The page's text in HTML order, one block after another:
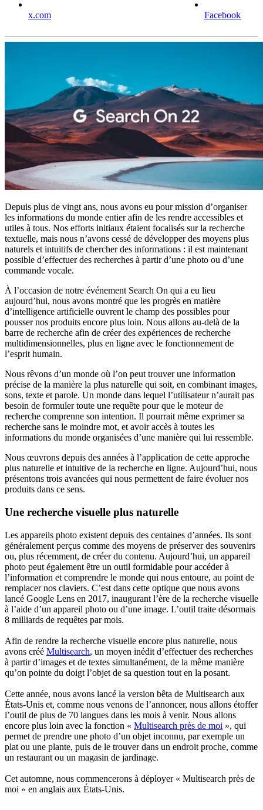
x.com Facebook
Depuis plus de vingt ans, nous avons eu pour mission d’organiser
les informations du monde entier afin de les rendre accessibles et
utiles à tous. Nos efforts initiaux étaient focalisés sur la recherche
textuelle, mais nous n’avons cessé de développer des moyens plus
naturels et intuitifs de chercher des informations : il est maintenant
possible d’effectuer des recherches à partir d’une photo ou d’une
commande vocale.
À l’occasion de notre événement Search On qui a eu lieu
aujourd’hui, nous avons montré que les progrès en matière
d’intelligence artificielle ouvrent le champ des possibles pour
pousser nos produits encore plus loin. Nous allons au-delà de la
barre de recherche afin de créer des expériences de recherche
multidimensionnelles, plus en ligne avec le fonctionnement de
l’esprit humain.
Nous rêvons d’un monde où l’on peut trouver une information
précise de la manière la plus naturelle qui soit, en combinant images,
sons, texte et parole. Un monde dans lequel l’utilisateur n’aurait pas
besoin de formuler toute une requête pour que le moteur de
recherche comprenne son intention. Il pourrait même exprimer sa
recherche sans le moindre mot, et avoir accès à toutes les
informations du monde organisées d’une manière qui lui ressemble.
Nous œuvrons depuis des années à l’application de cette approche
plus naturelle et intuitive de la recherche en ligne. Aujourd’hui, nous
présentons trois avancées qui nous permettent de faire évoluer nos
produits dans ce sens.
Une recherche visuelle plus naturelle
Les appareils photo existent depuis des centaines d’années. Ils sont
généralement perçus comme des moyens de préserver des souvenirs
ou, plus récemment, de créer du contenu. Aujourd’hui, un appareil
photo peut également être un outil formidable pour accéder à
l’information et comprendre le monde qui nous entoure, au point de
remplacer nos claviers. C’est dans cette optique que nous avons
lancé Google Lens en 2017, inaugurant l’ère de la recherche visuelle
à l’aide d’un appareil photo ou d’une image. L’outil traite désormais
8 milliards de requêtes par mois.
Afin de rendre la recherche visuelle encore plus naturelle, nous
avons créé Multisearch, un moyen inédit d’effectuer des recherches
à partir d’images et de textes simultanément, de la même manière
qu’on pointe du doigt l’objet de sa question tout en la posant.
Cette année, nous avons lancé la version bêta de Multisearch aux
États-Unis et, comme nous venons de l’annoncer, nous allons étoffer
l’outil de plus de 70 langues dans les mois à venir. Nous allons
encore plus loin avec la fonction « Multisearch près de moi », qui
permet de prendre une photo d’un objet inconnu, par exemple un
plat ou une plante, puis de le trouver dans un endroit proche, comme
un restaurant ou un magasin de jardinage.
Cet automne, nous commencerons à déployer « Multisearch près de
moi » en anglais aux États-Unis.